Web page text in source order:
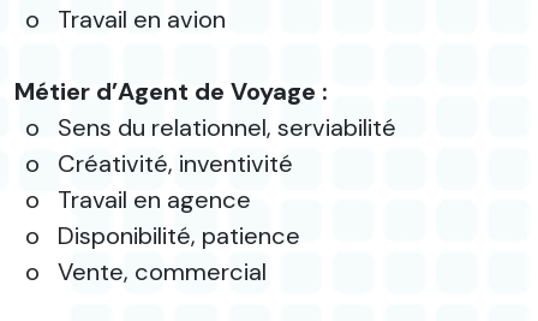
o
Travail en avion
Métier d’Agent de Voyage :
o
Sens du relationnel, serviabilité
o
Créativité, inventivité
o
Travail en agence
o
Disponibilité, patience
o
Vente, commercial